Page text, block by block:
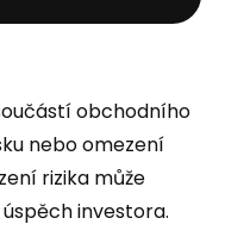
obchodního
nebo omezení
rizika může
investora.